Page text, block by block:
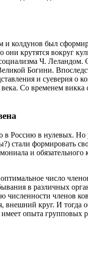
и колдунов был
они крутятся вокруг
Ч.
Богини.
и суеверия
Со временем
в Россию в нулевых.
стали формировать
и
число
в различных
численности членов
внешний круг. И
опыта групповых